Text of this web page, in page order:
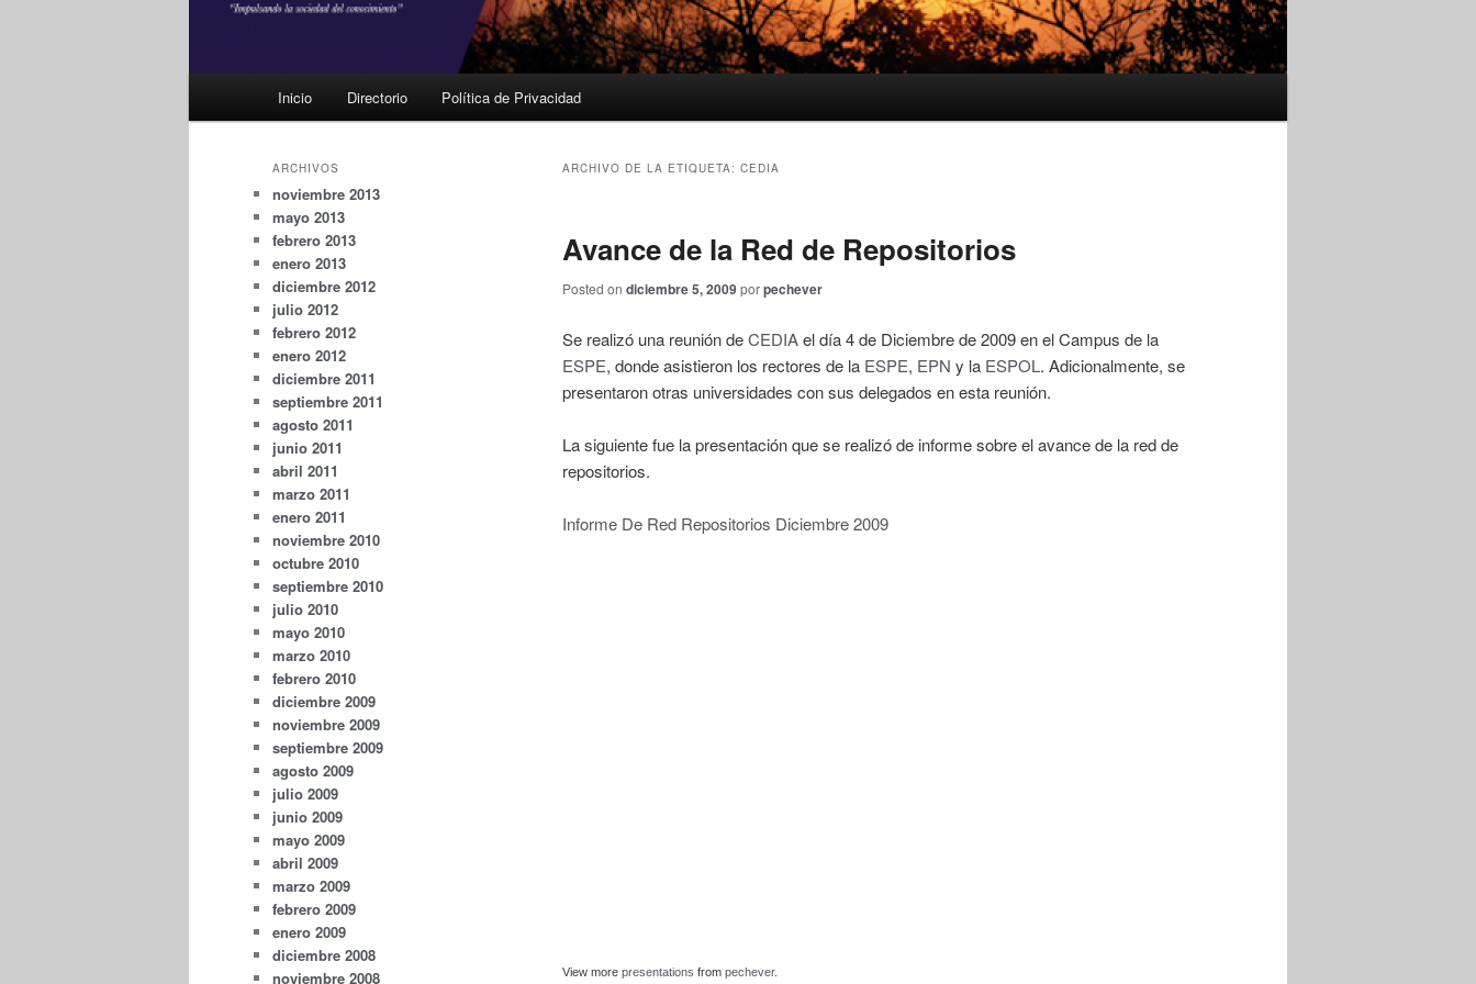
Inicio Directorio Política de Privacidad
ARCHIVO DE LA ETIQUETA: CEDIA
Avance de la Red de Repositorios
Posted on diciembre 5, 2009porpechever
Se realizó una reunión deCEDIAel día 4 de Diciembre de 2009 en el Campus de la
ESPE, donde asistieron los rectores de la ESPE, EPN y la ESPOL. Adicionalmente, se
presentaron otras universidades con sus delegados en esta reunión.
La siguiente fue la presentación que se realizó de informe sobre el avance de la red de
repositorios.
Informe De Red Repositorios Diciembre 2009
View more presentations from pechever.
ARCHIVOS
noviembre 2013
mayo 2013
febrero 2013
enero 2013
diciembre 2012
julio 2012
febrero 2012
enero 2012
diciembre 2011
septiembre 2011
agosto 2011
junio 2011
abril 2011
marzo 2011
enero 2011
noviembre 2010
octubre 2010
septiembre 2010
julio 2010
mayo 2010
marzo 2010
febrero 2010
diciembre 2009
noviembre 2009
septiembre 2009
agosto 2009
julio 2009
junio 2009
mayo 2009
abril 2009
marzo 2009
febrero 2009
enero 2009
diciembre 2008
noviembre 2008